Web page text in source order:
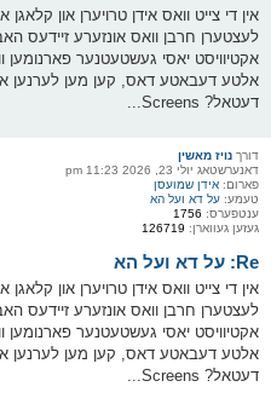
אין די צייט וואס אידן טרויערן און
לעצטערן חרבן וואס אונזערע זיידעס
אקטיוויסט יאסי געשטעטנער פארנומען
אלטע דעבאטע דאס, קען מען לערנען
דעטאל? Screens...
דורך נויז מאשין
דאנערשטאג יולי 23, 2026 11:23 pm
פארום: אידן שמועסן
טעמע: על דא ועל הא
ענטפערס: 1756
געזען געווארן: 126719
Re: על דא ועל הא
אין די צייט וואס אידן טרויערן און
לעצטערן חרבן וואס אונזערע זיידעס
אקטיוויסט יאסי געשטעטנער פארנומען
אלטע דעבאטע דאס, קען מען לערנען
דעטאל? Screens...